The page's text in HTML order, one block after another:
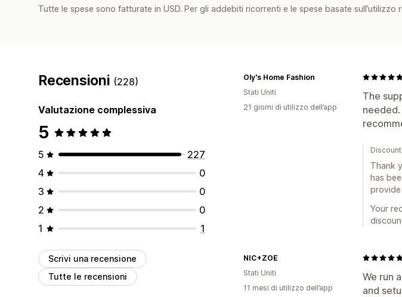
Tutte le spese sono fatturate in USD. Per gli addebiti ricorrenti e le spese basate
Recensioni (228)
Valutazione complessiva
5
5
227
4
0
3
0
2
0
1
1
Scrivi una recensione
Tutte le recensioni
The
Oly's Home Fashion
Stati Uniti
21 giorni di utilizzo dell’app
Thank
has
provide
Your
We run
and
NIC+ZOE
Stati Uniti
11 mesi di utilizzo dell’app